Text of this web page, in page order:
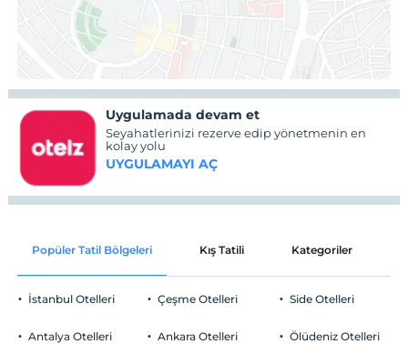
Uygulamada devam et
Seyahatlerinizi rezerve edip yönetmenin en
kolay yolu
UYGULAMAYI AÇ
Popüler Tatil Bölgeleri Kış Tatili Kategoriler
İstanbul Otelleri
Antalya Otelleri
Çeşme Otelleri
Ankara Otelleri
Side Otelleri
Ölüdeniz Otelleri